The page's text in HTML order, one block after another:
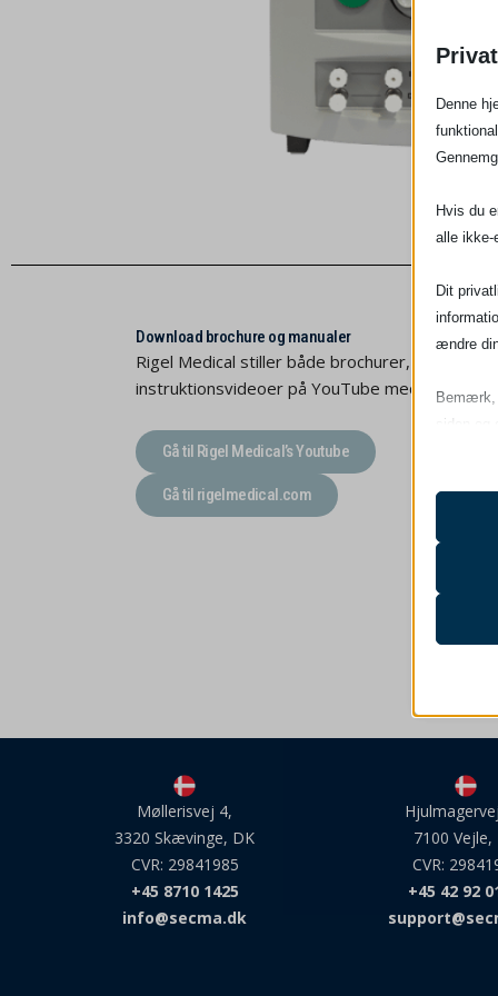
Download brochure og manualer
Rigel Medical stiller både brochurer, manualer
instruktionsvideoer på YouTube med praktisk
Gå til Rigel Medical’s Youtube
Gå til rigelmedical.com
Møllerisvej 4,
3320 Skævinge, DK
CVR: 29841985
+45 8710 1425
info@secma.dk
7100 Vejle,
CVR:
+45 42 92
Denne
Hvis du
alle ikke-
Dit
ændre
Bemærk,
siden
brug
_ga